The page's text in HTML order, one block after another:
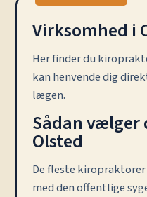
Virksomhed i
Her finder du
kan henvende dig
lægen.
Sådan vælger
Olsted
De fleste
med den offentlige